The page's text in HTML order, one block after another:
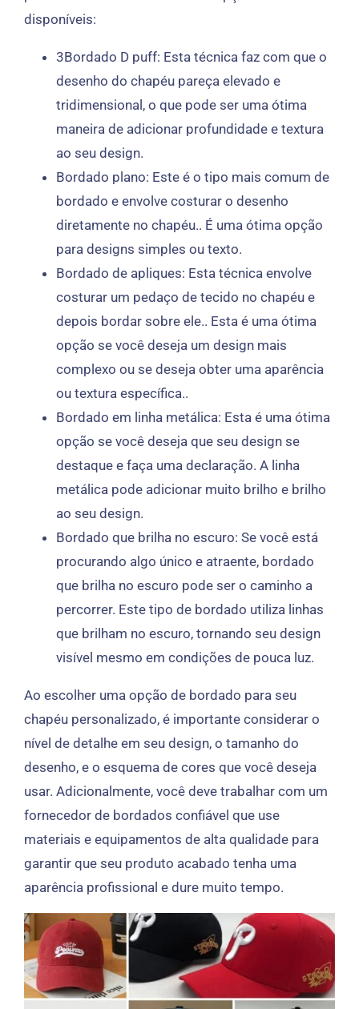
disponíveis:
3Bordado D puff: Esta técnica faz com que o
desenho do chapéu pareça elevado e
tridimensional, o que pode ser uma ótima
maneira de adicionar profundidade e textura
ao seu design.
Bordado plano: Este é o tipo mais comum de
bordado e envolve costurar o desenho
diretamente no chapéu.. É uma ótima opção
para designs simples ou texto.
Bordado de apliques: Esta técnica envolve
costurar um pedaço de tecido no chapéu e
depois bordar sobre ele.. Esta é uma ótima
opção se você deseja um design mais
complexo ou se deseja obter uma aparência
ou textura específica..
Bordado em linha metálica: Esta é uma ótima
opção se você deseja que seu design se
destaque e faça uma declaração. A linha
metálica pode adicionar muito brilho e brilho
ao seu design.
Bordado que brilha no escuro: Se você está
procurando algo único e atraente, bordado
que brilha no escuro pode ser o caminho a
percorrer. Este tipo de bordado utiliza linhas
que brilham no escuro, tornando seu design
visível mesmo em condições de pouca luz.
Ao escolher uma opção de bordado para seu
chapéu personalizado, é importante considerar o
nível de detalhe em seu design, o tamanho do
desenho, e o esquema de cores que você deseja
usar. Adicionalmente, você deve trabalhar com um
fornecedor de bordados confiável que use
materiais e equipamentos de alta qualidade para
garantir que seu produto acabado tenha uma
aparência profissional e dure muito tempo.